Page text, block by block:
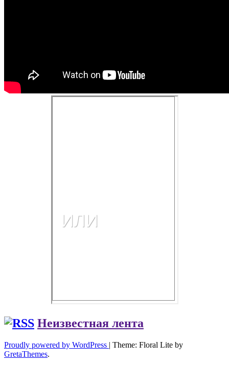
Неизвестная лента
Proudly powered by WordPress | Theme: Floral Lite by
GretaThemes.